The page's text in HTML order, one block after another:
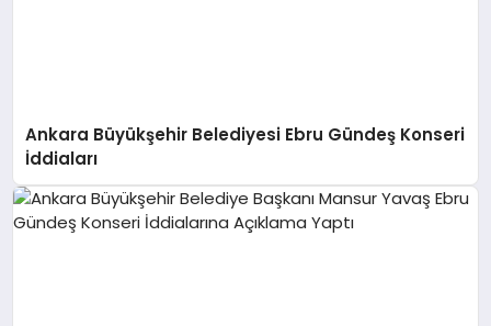
Ankara Büyükşehir Belediyesi Ebru Gündeş Konseri
İddiaları